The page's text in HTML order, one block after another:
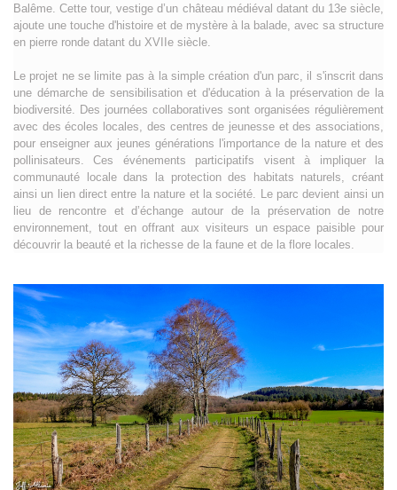
Balême. Cette tour, vestige d’un château médiéval datant du 13e siècle,
ajoute une touche d'histoire et de mystère à la balade, avec sa structure
en pierre ronde datant du XVIIe siècle.
Le projet ne se limite pas à la simple création d'un parc, il s'inscrit dans
une démarche de sensibilisation et d'éducation à la préservation de la
biodiversité. Des journées collaboratives sont organisées régulièrement
avec des écoles locales, des centres de jeunesse et des associations,
pour enseigner aux jeunes générations l'importance de la nature et des
pollinisateurs. Ces événements participatifs visent à impliquer la
communauté locale dans la protection des habitats naturels, créant
ainsi un lien direct entre la nature et la société. Le parc devient ainsi un
lieu de rencontre et d’échange autour de la préservation de notre
environnement, tout en offrant aux visiteurs un espace paisible pour
découvrir la beauté et la richesse de la faune et de la flore locales.